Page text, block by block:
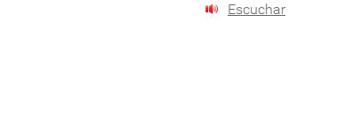
Escuchar